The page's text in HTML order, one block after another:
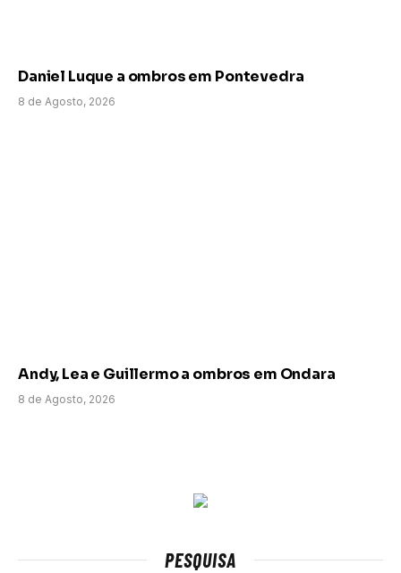
Daniel Luque a ombros em Pontevedra
8 de Agosto, 2026
Andy, Lea e Guillermo a ombros em Ondara
8 de Agosto, 2026
PESQUISA